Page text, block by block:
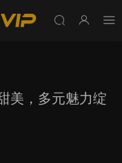
美，多元魅力绽